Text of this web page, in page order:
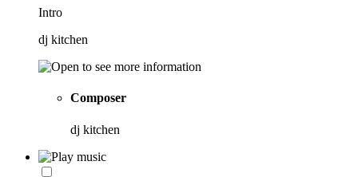
Intro
dj kitchen
Composer
dj kitchen